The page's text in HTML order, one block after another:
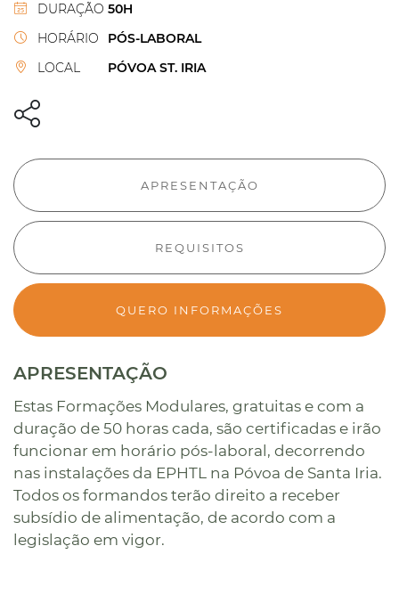
DURAÇÃO 50H
HORÁRIO
PÓS-LABORAL
LOCAL
PÓVOA ST. IRIA
APRESENTAÇÃO
Estas Formações Modulares, gratuitas e com a
duração de 50 horas cada, são certificadas e irão
funcionar em horário pós-laboral, decorrendo
nas instalações da EPHTL na Póvoa de Santa Iria.
Todos os formandos terão direito a receber
subsídio de alimentação, de acordo com a
legislação em vigor.
APRESENTAÇÃO
REQUISITOS
QUERO INFORMAÇÕES